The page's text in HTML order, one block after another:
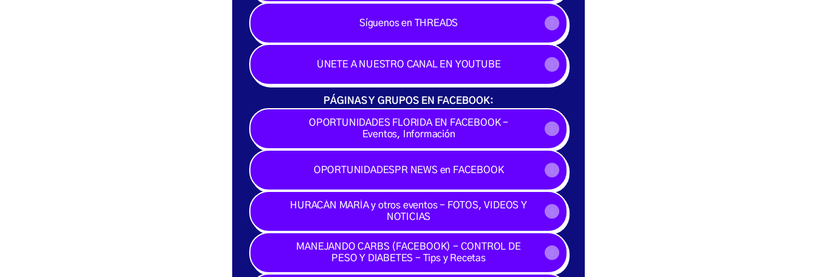
Síguenos en THREADS
ÚNETE A NUESTRO CANAL EN YOUTUBE
PÁGINAS Y GRUPOS EN FACEBOOK:
OPORTUNIDADES FLORIDA EN FACEBOOK -
Eventos, Información
OPORTUNIDADESPR NEWS en FACEBOOK
HURACÁN MARÍA y otros eventos - FOTOS, VIDEOS Y
NOTICIAS
MANEJANDO CARBS (FACEBOOK) - CONTROL DE
PESO Y DIABETES - Tips y Recetas